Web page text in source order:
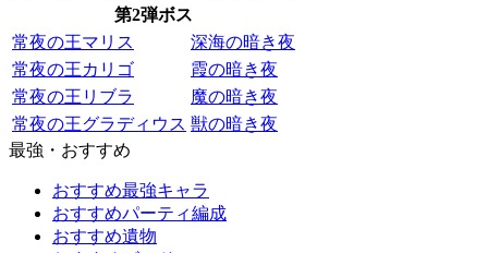
第2弾ボス
常夜の王マリス
深海の暗き夜
常夜の王カリゴ
霞の暗き夜
常夜の王リブラ
魔の暗き夜
常夜の王グラディウス 獣の暗き夜
最強・おすすめ
おすすめ最強キャラ
おすすめパーティ編成
おすすめ遺物